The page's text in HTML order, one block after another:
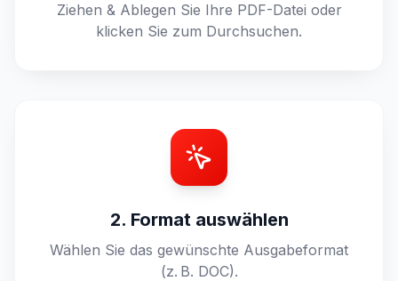
Ziehen & Ablegen Sie Ihre PDF-Datei oder
klicken Sie zum Durchsuchen.
2. Format auswählen
Wählen Sie das gewünschte Ausgabeformat
(z. B. DOC).